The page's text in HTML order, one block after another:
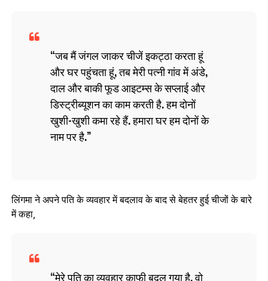
जब मैं जंगल जाकर चीजें इकट्ठा करता हूं
और घर पहुंचता हूं, तब मेरी पत्नी गांव में अंडे,
दाल और बाकी फूड आइटम्स के सप्लाई और
डिस्ट्रीब्यूशन का काम करती है. हम दोनों
खुशी-खुशी कमा रहे हैं. हमारा घर हम दोनों के
नाम पर है.
लिंगमा ने अपने पति के व्यवहार में बदलाव के बाद से बेहतर हुई चीजों के बारे
में कहा,
मेरे पति का व्यवहार काफी बदल गया है. वो